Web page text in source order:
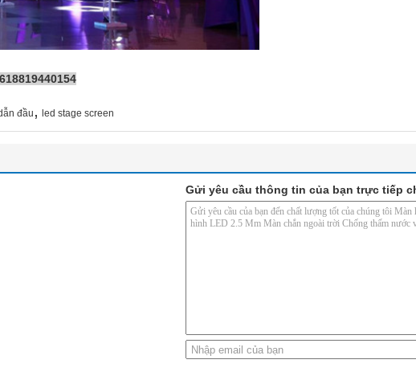
đầu , led stage screen
Gửi yêu cầu thông tin của bạn trực tiếp